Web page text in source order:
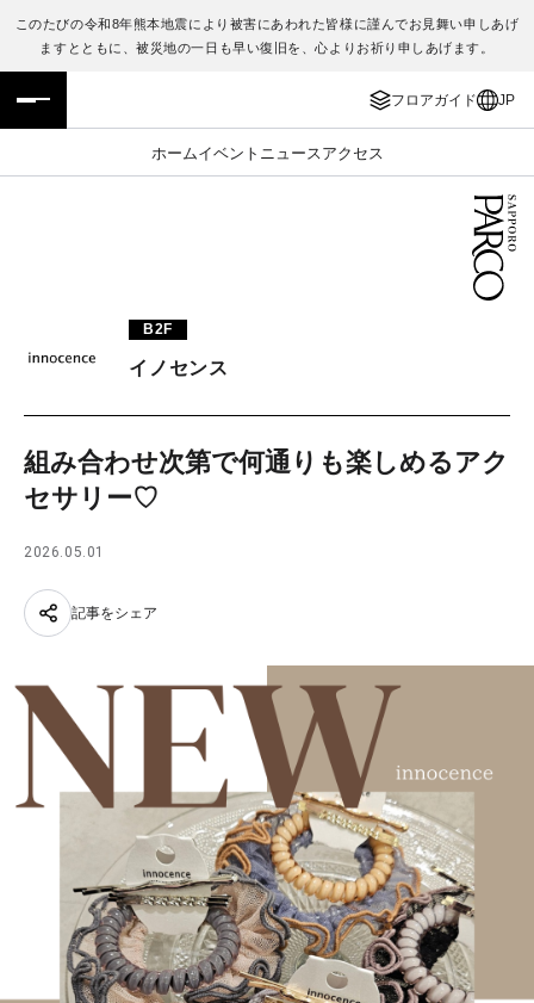
このたびの令和8年熊本地震により被害にあわれた皆様に謹んでお見舞い申しあげ
ますとともに、被災地の一日も早い復旧を、心よりお祈り申しあげます。
フロアガイド JP
ホームイベント ニュース アクセス
フロアガイド
施設案内・アクセス
TAX FREE
JP
ENGLISH
繁体字
日本語
B2F
イノセンス
組み合わせ次第で何通りも楽しめるアク
セサリー♡
2026.05.01
記事をシェア